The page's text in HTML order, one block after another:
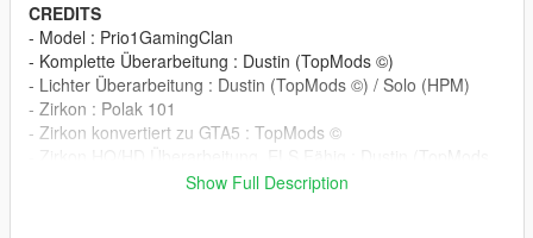
CREDITS
- Model : Prio1GamingClan
- Komplette Überarbeitung : Dustin (TopMods ©)
- Lichter Überarbeitung : Dustin (TopMods ©) / Solo (HPM)
- Zirkon : Polak 101
- Zirkon konvertiert zu GTA5 : TopMods ©
Show Full Description